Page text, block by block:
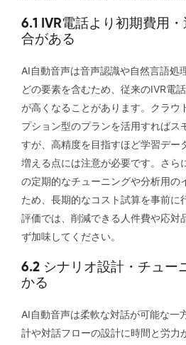
6.1 IVR電話より初期費用
合がある
AI自動音声は音声認識や自然言語処
どの要素を含むため、従来のIVR電
が高くなることがあります。クラウ
プション型のプランを活用すればス
すが、高精度を目指すほど学習デー
増える点には注意が必要です。さら
の定期的なチューニングや分析用の
ため、長期的なコスト試算を事前に
評価では、削減できる人件費や応対
ず加味してください。
6.2 シナリオ設計・チュー
かる
AI自動音声は柔軟な対話が可能な一
計や対話フローの設計に時間と労力